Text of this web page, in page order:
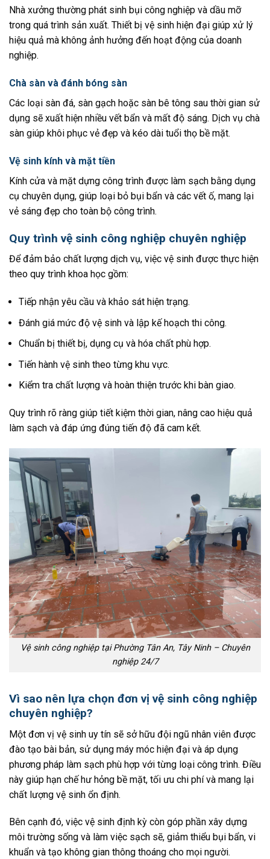
Nhà xưởng thường phát sinh bụi công nghiệp và dầu mỡ
trong quá trình sản xuất. Thiết bị vệ sinh hiện đại giúp xử lý
hiệu quả mà không ảnh hưởng đến hoạt động của doanh
nghiệp.
Chà sàn và đánh bóng sàn
Các loại sàn đá, sàn gạch hoặc sàn bê tông sau thời gian sử
dụng sẽ xuất hiện nhiều vết bẩn và mất độ sáng. Dịch vụ chà
sàn giúp khôi phục vẻ đẹp và kéo dài tuổi thọ bề mặt.
Vệ sinh kính và mặt tiền
Kính cửa và mặt dựng công trình được làm sạch bằng dụng
cụ chuyên dụng, giúp loại bỏ bụi bẩn và các vết ố, mang lại
vẻ sáng đẹp cho toàn bộ công trình.
Quy trình vệ sinh công nghiệp chuyên nghiệp
Để đảm bảo chất lượng dịch vụ, việc vệ sinh được thực hiện
theo quy trình khoa học gồm:
Tiếp nhận yêu cầu và khảo sát hiện trạng.
Đánh giá mức độ vệ sinh và lập kế hoạch thi công.
Chuẩn bị thiết bị, dụng cụ và hóa chất phù hợp.
Tiến hành vệ sinh theo từng khu vực.
Kiểm tra chất lượng và hoàn thiện trước khi bàn giao.
Quy trình rõ ràng giúp tiết kiệm thời gian, nâng cao hiệu quả
làm sạch và đáp ứng đúng tiến độ đã cam kết.
Vệ sinh công nghiệp tại Phường Tân An, Tây Ninh – Chuyên
nghiệp 24/7
Vì sao nên lựa chọn đơn vị vệ sinh công nghiệp
chuyên nghiệp?
Một đơn vị vệ sinh uy tín sẽ sở hữu đội ngũ nhân viên được
đào tạo bài bản, sử dụng máy móc hiện đại và áp dụng
phương pháp làm sạch phù hợp với từng loại công trình. Điều
này giúp hạn chế hư hỏng bề mặt, tối ưu chi phí và mang lại
chất lượng vệ sinh ổn định.
Bên cạnh đó, việc vệ sinh định kỳ còn góp phần xây dựng
môi trường sống và làm việc sạch sẽ, giảm thiểu bụi bẩn, vi
khuẩn và tạo không gian thông thoáng cho mọi người.